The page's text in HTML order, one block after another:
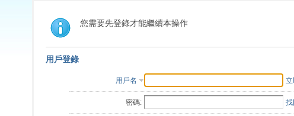
索
您需要先登錄才能繼續本操作
用戶登錄
用戶名
密碼: